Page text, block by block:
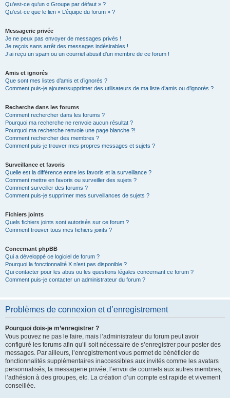
Qu’est-ce qu’un « Groupe par défaut » ?
Qu’est-ce que le lien « L’équipe du forum » ?
Messagerie privée
Je ne peux pas envoyer de messages privés !
Je reçois sans arrêt des messages indésirables !
J’ai reçu un spam ou un courriel abusif d’un membre de ce forum !
Amis et ignorés
Que sont mes listes d’amis et d’ignorés ?
Comment puis-je ajouter/supprimer des utilisateurs de ma liste d’amis ou d’ignorés ?
Recherche dans les forums
Comment rechercher dans les forums ?
Pourquoi ma recherche ne renvoie aucun résultat ?
Pourquoi ma recherche renvoie une page blanche ?!
Comment rechercher des membres ?
Comment puis-je trouver mes propres messages et sujets ?
Surveillance et favoris
Quelle est la différence entre les favoris et la surveillance ?
Comment mettre en favoris ou surveiller des sujets ?
Comment surveiller des forums ?
Comment puis-je supprimer mes surveillances de sujets ?
Fichiers joints
Quels fichiers joints sont autorisés sur ce forum ?
Comment trouver tous mes fichiers joints ?
Concernant phpBB
Qui a développé ce logiciel de forum ?
Pourquoi la fonctionnalité X n’est pas disponible ?
Qui contacter pour les abus ou les questions légales concernant ce forum ?
Comment puis-je contacter un administrateur du forum ?
Problèmes de connexion et d’enregistrement
Pourquoi dois-je m’enregistrer ?
Vous pouvez ne pas le faire, mais l’administrateur du forum peut avoir
configuré les forums afin qu’il soit nécessaire de s’enregistrer pour poster des
messages. Par ailleurs, l’enregistrement vous permet de bénéficier de
fonctionnalités supplémentaires inaccessibles aux invités comme les avatars
personnalisés, la messagerie privée, l’envoi de courriels aux autres membres,
l’adhésion à des groupes, etc. La création d’un compte est rapide et vivement
conseillée.